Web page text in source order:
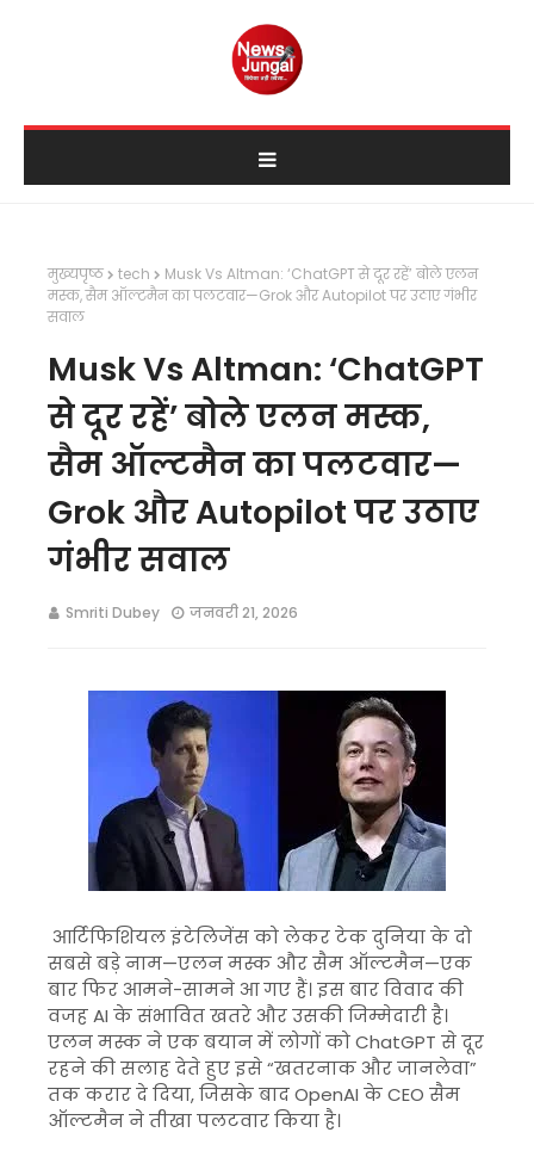
मुख्यपृष्ठ tech
Musk Vs Altman: ‘ChatGPT से दूर रहें’ बोले एलन
मस्क, सैम ऑल्टमैन का पलटवार—Grok और Autopilot पर उठाए गंभीर
सवाल
Musk Vs Altman: ‘ChatGPT
से दूर रहें’ बोले एलन मस्क,
सैम ऑल्टमैन का पलटवार—
Grok और Autopilot पर उठाए
गंभीर सवाल
Smriti Dubey जनवरी 21, 2026
आर्टिफिशियल इंटेलिजेंस को लेकर टेक दुनिया के दो
सबसे बड़े नाम—एलन मस्क और सैम ऑल्टमैन—एक
बार फिर आमने-सामने आ गए हैं। इस बार विवाद की
वजह AI के संभावित खतरे और उसकी जिम्मेदारी है।
एलन मस्क ने एक बयान में लोगों को ChatGPT से दूर
रहने की सलाह देते हुए इसे “खतरनाक और जानलेवा”
तक करार दे दिया, जिसके बाद OpenAI के CEO सैम
ऑल्टमैन ने तीखा पलटवार किया है।